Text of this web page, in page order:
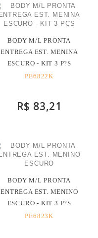
BODY M/L PRONTA
ENTREGA EST. MENINA
ESCURO - KIT 3 P?S
PE6822K
R$ 83,21
BODY M/L PRONTA
ENTREGA EST. MENINO
ESCURO - KIT 3 P?S
PE6823K